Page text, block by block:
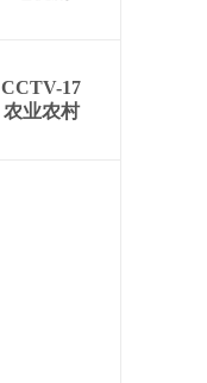
CCTV-17
农业农村